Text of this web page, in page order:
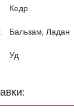
Кедр
Бальзам, Ладан
Уд